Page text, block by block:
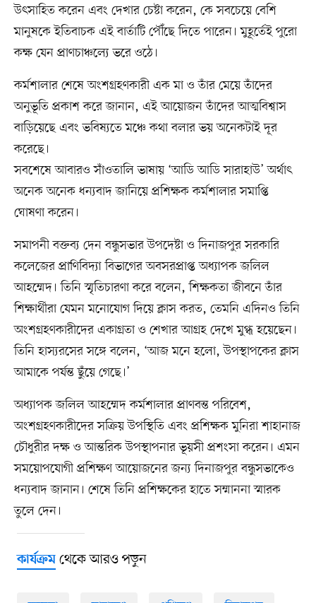
উৎসাহিত করেন এবং দেখার চেষ্টা করেন, কে সবচেয়ে বেশি
মানুষকে ইতিবাচক এই বার্তাটি পৌঁছে দিতে পারেন। মুহূর্তেই পুরো
কক্ষ যেন প্রাণচাঞ্চল্যে ভরে ওঠে।
কর্মশালার শেষে অংশগ্রহণকারী এক মা ও তাঁর মেয়ে তাঁদের
অনুভূতি প্রকাশ করে জানান, এই আয়োজন তাঁদের আত্মবিশ্বাস
বাড়িয়েছে এবং ভবিষ্যতে মঞ্চে কথা বলার ভয় অনেকটাই দূর
করেছে।
সবশেষে আবারও সাঁওতালি ভাষায় ‘আডি আডি সারাহাউ’ অর্থাৎ
অনেক অনেক ধন্যবাদ জানিয়ে প্রশিক্ষক কর্মশালার সমাপ্তি
ঘোষণা করেন।
সমাপনী বক্তব্য দেন বন্ধুসভার উপদেষ্টা ও দিনাজপুর সরকারি
কলেজের প্রাণিবিদ্যা বিভাগের অবসরপ্রাপ্ত অধ্যাপক জলিল
আহম্মেদ। তিনি স্মৃতিচারণা করে বলেন, শিক্ষকতা জীবনে তাঁর
শিক্ষার্থীরা যেমন মনোযোগ দিয়ে ক্লাস করত, তেমনি এদিনও তিনি
অংশগ্রহণকারীদের একাগ্রতা ও শেখার আগ্রহ দেখে মুগ্ধ হয়েছেন।
তিনি হাস্যরসের সঙ্গে বলেন, ‘আজ মনে হলো, উপস্থাপকের ক্লাস
আমাকে পর্যন্ত ছুঁয়ে গেছে।’
অধ্যাপক জলিল আহম্মেদ কর্মশালার প্রাণবন্ত পরিবেশ,
অংশগ্রহণকারীদের সক্রিয় উপস্থিতি এবং প্রশিক্ষক মুনিরা শাহানাজ
চৌধুরীর দক্ষ ও আন্তরিক উপস্থাপনার ভূয়সী প্রশংসা করেন। এমন
সময়োপযোগী প্রশিক্ষণ আয়োজনের জন্য দিনাজপুর বন্ধুসভাকেও
ধন্যবাদ জানান। শেষে তিনি প্রশিক্ষকের হাতে সম্মাননা স্মারক
তুলে দেন।
কার্যক্রমথেকে আরও পড়ুন